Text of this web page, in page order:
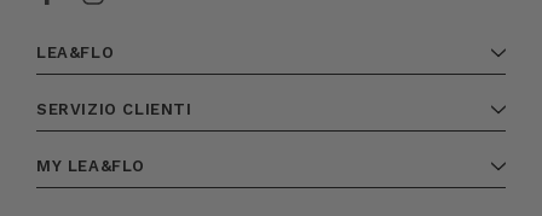
LEA&FLO
SERVIZIO CLIENTI
MY LEA&FLO